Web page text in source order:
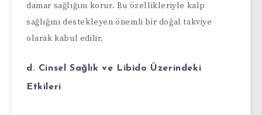
damar sağlığını korur. Bu özellikleriyle kalp
sağlığını destekleyen önemli bir doğal takviye
olarak kabul edilir.
d. Cinsel Sağlık ve Libido Üzerindeki
Etkileri